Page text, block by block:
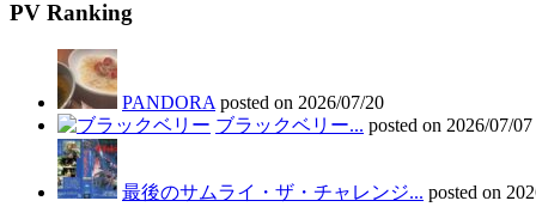
PV Ranking
PANDORA posted on 2026/07/20
ブラックベリー... posted on 2026/07/07
最後のサムライ・ザ・チャレンジ... posted on